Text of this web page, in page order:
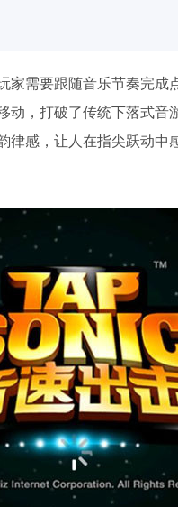
家需要跟随音乐节奏完
动，打破了传统下落式
感，让人在指尖跃动中